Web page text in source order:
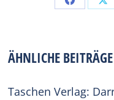
Share
ÄHNLICHE BEITRÄGE
Taschen Verlag: